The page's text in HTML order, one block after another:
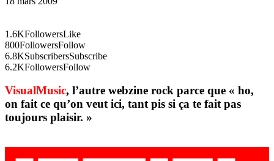
1.6KFollowersLike
800FollowersFollow
6.8KSubscribersSubscribe
6.2KFollowersFollow
VisualMusic, l’autre webzine rock parce que « ho,
on fait ce qu’on veut ici, tant pis si ça te fait pas
toujours plaisir. »